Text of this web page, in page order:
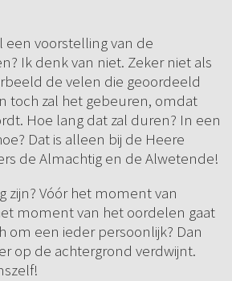
een voorstelling van de
Ik denk van niet. Zeker niet als
de velen die geoordeeld
toch zal het gebeuren, omdat
Hoe lang dat zal duren? In een
Dat is alleen bij de Heere
de Almachtig en de Alwetende!
zijn? Vóór het moment van
moment van het oordelen gaat
om een ieder persoonlijk? Dan
op de achtergrond verdwijnt.